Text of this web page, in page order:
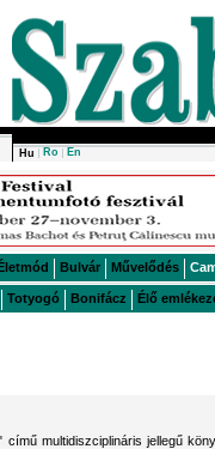
Hu Ro En
Bulvár Művelődés
Totyogó Bonifácz Élő
multidiszciplináris jellegű